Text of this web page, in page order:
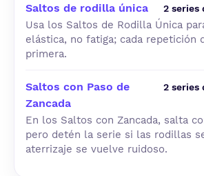
Saltos de rodilla única 2 series
Usa los Saltos de Rodilla Única
elástica, no fatiga; cada repetición
primera.
Saltos con Paso de
Zancada
2 series
En los Saltos con Zancada, salta
pero detén la serie si las rodillas
aterrizaje se vuelve ruidoso.